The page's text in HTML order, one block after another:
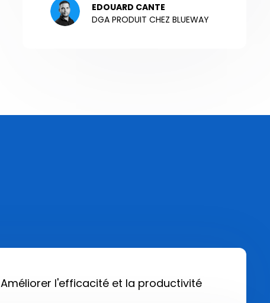
EDOUARD CANTE
DGA PRODUIT CHEZ BLUEWAY
Améliorer l'efficacité et la productivité